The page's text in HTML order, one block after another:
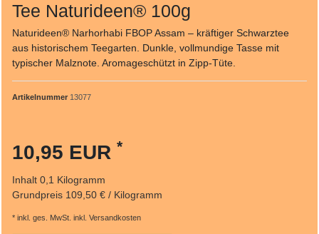
Tee Naturideen® 100g
Naturideen® Narhorhabi FBOP Assam – kräftiger Schwarztee
aus historischem Teegarten. Dunkle, vollmundige Tasse mit
typischer Malznote. Aromageschützt in Zipp-Tüte.
Artikelnummer 13077
10,95 EUR *
Inhalt 0,1 Kilogramm
Grundpreis 109,50 € / Kilogramm
* inkl. ges. MwSt. inkl. Versandkosten